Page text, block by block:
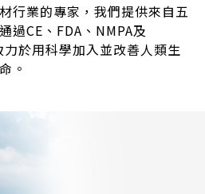
行業的專家，我們提供來自五
過CE、FDA、NMPA及
於用科學加入並改善人類生
。